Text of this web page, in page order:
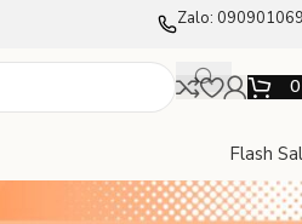
Zalo:
Flash